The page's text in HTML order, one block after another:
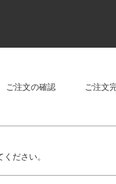
ご注文の確認 ご注文
ださい。